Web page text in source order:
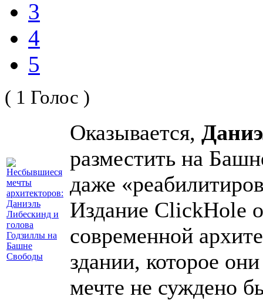
3
4
5
( 1 Голос )
Оказывается,
разместить на
даже
Издание ClickHole
современной
здании, которое
мечте не суждено